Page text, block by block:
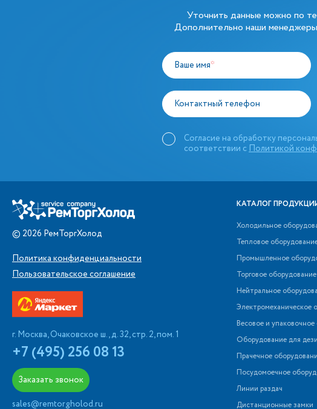
Уточнить данные можно по
Дополнительно наши
Ваше имя*
Контактный телефон
Согласие на обработку
соответствии сПолитикой
© 2026 РемТоргХолод
Политика конфиденциальности
Пользовательское соглашение
г. Москва, Очаковское ш., д. 32, стр. 2, пом. 1
+7 (495) 256 08 13
Заказать звонок
sales@remtorgholod.ru
КАТАЛОГ
Холодильное
Тепловое
Промышленное
Торговое оборудование
Нейтральное
Электромеханическое
Весовое и
Оборудование для
Прачечное
Посудомоечное
Линии раздач
Дистанционные замки